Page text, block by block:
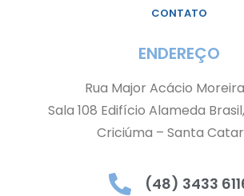
CONTATO
ENDEREÇO
Rua Major Acácio
Sala 108 Edifício Alameda
Criciúma – Santa
(48) 3433